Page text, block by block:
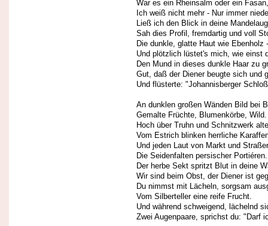
War es ein Rheinsalm oder ein Fasan,
Ich weiß nicht mehr - Nur immer
Ließ ich den Blick in deine
Sah dies Profil, fremdartig und voll
Die dunkle, glatte Haut wie Ebenholz -
Und plötzlich lüstet's mich, wie einst
Den Mund in dieses dunkle Haar zu
Gut, daß der Diener beugte sich und
Und flüsterte: "Johannisberger
An dunklen großen Wänden Bild bei
Gemalte Früchte, Blumenkörbe, Wild.
Hoch über Truhn und Schnitzwerk
Vom Estrich blinken herrliche
Und jeden Laut von Markt und
Die Seidenfalten persischer Portiéren.
Der herbe Sekt spritzt Blut in deine
Wir sind beim Obst, der Diener ist
Du nimmst mit Lächeln, sorgsam
Vom Silberteller eine reife Frucht.
Und während schweigend, lächelnd
Zwei Augenpaare, sprichst du: "Darf